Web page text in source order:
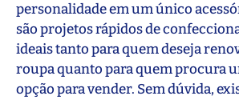
personalidade em um único
são projetos rápidos de
ideais tanto para quem deseja
roupa quanto para quem procura
opção para vender. Sem dúvida,